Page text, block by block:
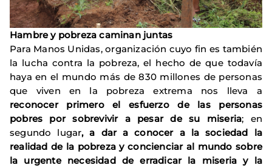
Hambre y pobreza caminan juntas
Para Manos Unidas, organización cuyo fin es también
la lucha contra la pobreza, el hecho de que todavía
haya en el mundo más de 830 millones de personas
que viven en la pobreza extrema nos lleva a
reconocer primero el esfuerzo de las personas
pobres por sobrevivir a pesar de su miseria; en
segundo lugar, a dar a conocer a la sociedad la
realidad de la pobreza y concienciar al mundo sobre
la urgente necesidad de erradicar la miseria y la